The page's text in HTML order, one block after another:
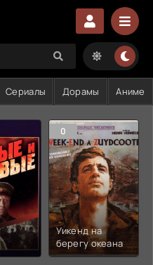
Сериалы Дорамы Аниме
0
Уикенд на
берегу океана